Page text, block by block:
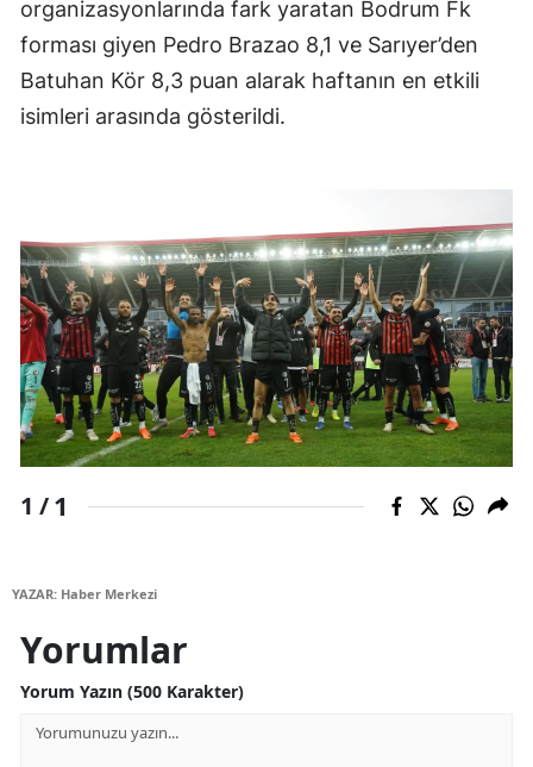
Kars
Kastamonu
Kocaeli
Konya
Kütahya
Malatya
Manisa
Kahramanmaraş
organizasyonlarında fark yaratan Bodrum Fk
forması giyen Pedro Brazao 8,1 ve Sarıyer’den
Batuhan Kör 8,3 puan alarak haftanın en etkili
isimleri arasında gösterildi.
1 /1
YAZAR: Haber Merkezi
Yorumlar
Yorum Yazın (500 Karakter)